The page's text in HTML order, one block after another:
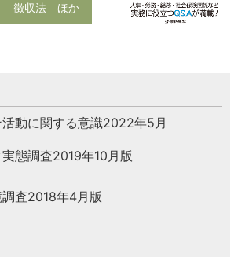
徴収法 ほか
動に関する意識2022年5月
態調査2019年10月版
査2018年4月版